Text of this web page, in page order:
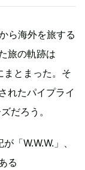
ら海外を旅する
旅の軌跡は
まとまった。そ
れたパイプライ
だろう。
「W.W.W.」、
る